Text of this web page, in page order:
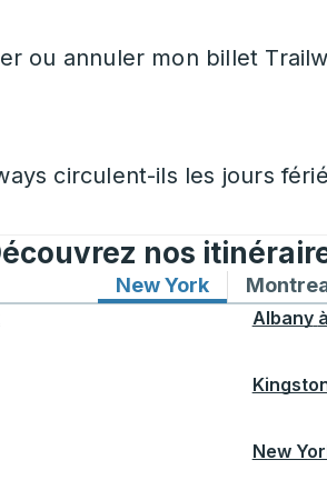
ou annuler mon billet
circulent-ils les jours
nos
New YorkItinéraires
Albany à
New